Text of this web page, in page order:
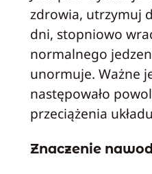
zdrowia, utrzymuj
dni, stopniowo
normalnego
unormuje. Ważne
następowało
przeciążenia
Znaczenie